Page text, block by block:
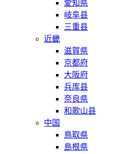
愛知県
岐阜县
三重县
近畿
滋賀県
京都府
大阪府
兵库县
奈良県
和歌山县
中国
鳥取県
島根県